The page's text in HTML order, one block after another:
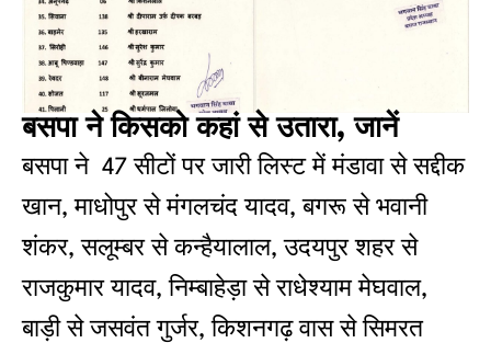
बसपा ने किसको कहां से उतारा, जानें
बसपा ने 47 सीटों पर जारी लिस्ट में मंडावा से सद्दीक
खान, माधोपुर से मंगलचंद यादव, बगरू से भवानी
शंकर, सलूम्बर से कन्हैयालाल, उदयपुर शहर से
राजकुमार यादव, निम्बाहेड़ा से राधेश्याम मेघवाल,
बाड़ी से जसवंत गुर्जर, किशनगढ़ वास से सिमरत